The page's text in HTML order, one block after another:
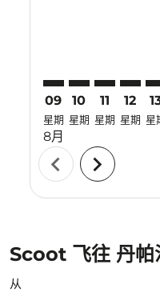
09
星期
8月
10
星期
11
星期
12
星期 星
chevron_left chevron_right
Scoot 飞往 丹帕
从